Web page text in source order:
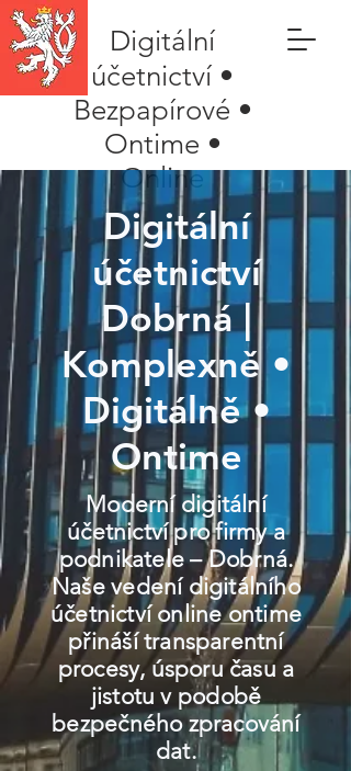
Digitální
účetnictví •
Bezpapírové •
Ontime •
Online
Digitální
účetnictví
Dobrná |
Komplexně •
Digitálně •
Ontime
Moderní digitální
účetnictví pro firmy a
podnikatele – Dobrná.
Naše vedení digitálního
účetnictví online ontime
přináší transparentní
procesy, úsporu času a
jistotu v podobě
bezpečného zpracování
dat.